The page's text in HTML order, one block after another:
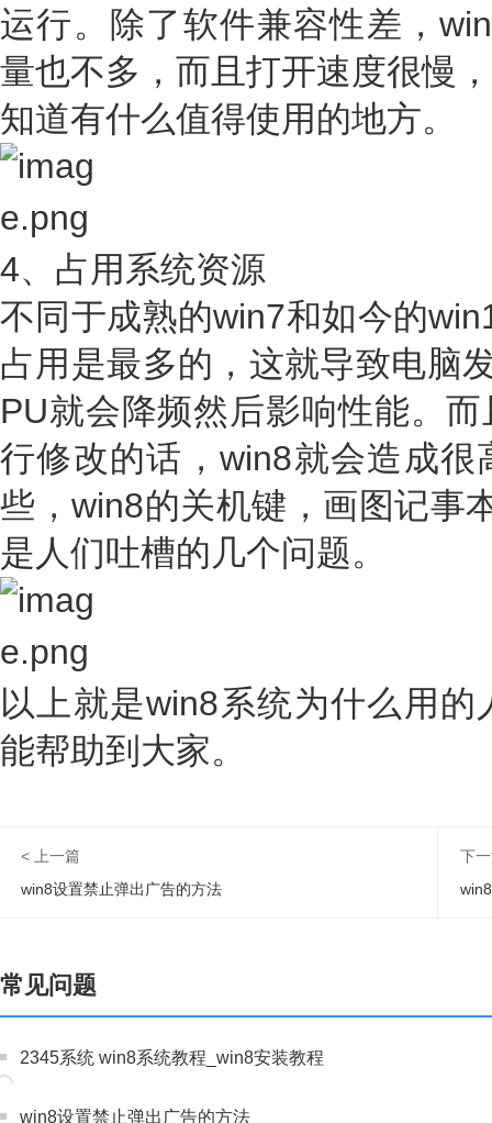
运行。除了软件兼容性差，
量也不多，而且打开速度很慢
知道有什么值得使用的地方。
4、占用系统资源
不同于成熟的win7和如今的
占用是最多的，这就导致电脑
PU就会降频然后影响性能。
行修改的话，win8就会造成
些，win8的关机键，画图记事
是人们吐槽的几个问题。
以上就是win8系统为什么用
能帮助到大家。
< 上一篇
win8设置禁止弹出广告的方法
下
常见问题
2345系统 win8系统教程_win8安装教程
win8设置禁止弹出广告的方法